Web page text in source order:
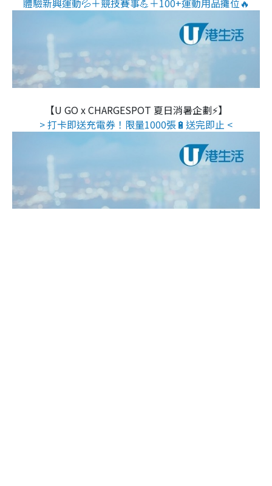
體驗新興運動💦＋競技賽事💪＋100+運動用品攤位🔥
【U GO x CHARGESPOT 夏日消暑企劃⚡】
> 打卡即送充電券！限量1000張🔋送完即止 <